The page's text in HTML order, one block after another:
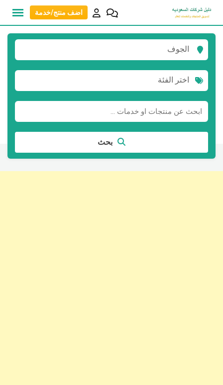
انتقل
المحتوى
اضف منتج/خدمة
الجوف
اختر الفئة
بحث